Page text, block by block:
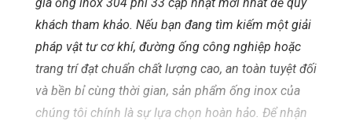
khách tham khảo. Nếu bạn đang tìm kiếm một giải
pháp vật tư cơ khí, đường ống công nghiệp hoặc
trang trí đạt chuẩn chất lượng cao, an toàn tuyệt đối
và bền bỉ cùng thời gian, sản phẩm ống inox của
chúng tôi chính là sự lựa chọn hoàn hảo. Để nhận